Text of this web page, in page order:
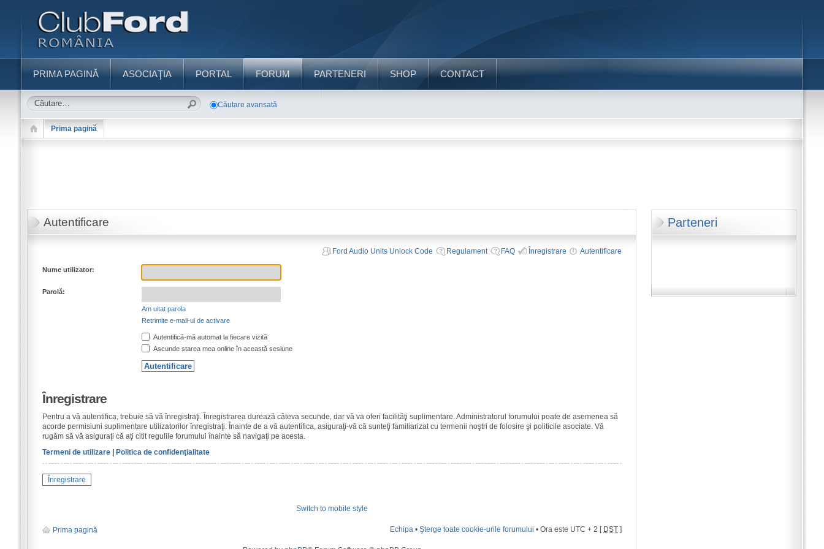
PRIMA PAGINĂ ASOCIAŢIA PORTAL FORUM PARTENERI SHOP CONTACT
Căutare avansată
Prima pagină
Parteneri
Autentificare
Ford Audio Units Unlock Code Regulament FAQ Înregistrare Autentificare
Nume utilizator:
Parolă:
Am uitat parola
Retrimite e-mail-ul de activare
Autentifică-mă automat la fiecare vizită
Ascunde starea mea online în această sesiune
Înregistrare
Pentru a vă autentifica, trebuie să vă înregistraţi. Înregistrarea durează câteva secunde, dar vă va oferi facilităţi suplimentare. Administratorul forumului poate de asemenea să
acorde permisiuni suplimentare utilizatorilor înregistraţi. Înainte de a vă autentifica, asiguraţi-vă că sunteţi familiarizat cu termenii noştri de folosire şi politicile asociate. Vă
rugăm să vă asiguraţi că aţi citit regulile forumului înainte să navigaţi pe acesta.
Termeni de utilizare| Politica de confidenţialitate
Înregistrare
Switch to mobile style
Prima pagină Echipa •Şterge toate cookie-urile forumului • Ora este UTC + 2 [ DST ]